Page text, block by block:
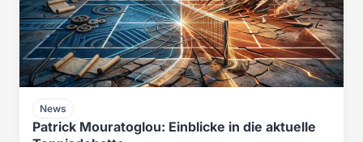
News
Patrick Mouratoglou: Einblicke in die aktuelle